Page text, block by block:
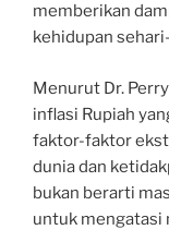
memberikan
kehidupan
Menurut Dr.
inflasi Rupiah
faktor-faktor
dunia dan
bukan berarti
untuk mengatasi